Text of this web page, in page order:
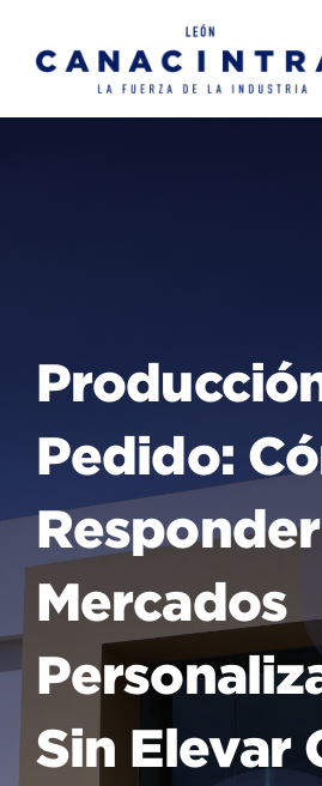
Pedido:
Mercados
Sin Elevar